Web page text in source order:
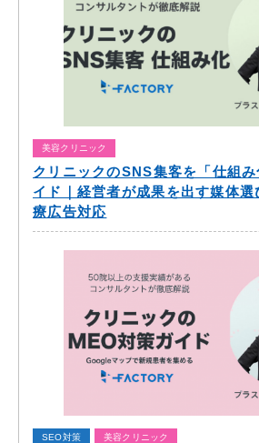
美容クリニック
クリニックのSNS集客を「仕組
イド｜経営者が成果を出す媒体
療広告対応
SEO対策 美容クリニック